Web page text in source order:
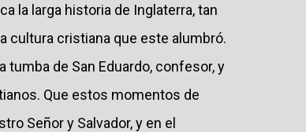
la larga historia de Inglaterra, tan
cultura cristiana que este alumbró.
tumba de San Eduardo, confesor, y
Que estos momentos de
Señor y Salvador, y en el